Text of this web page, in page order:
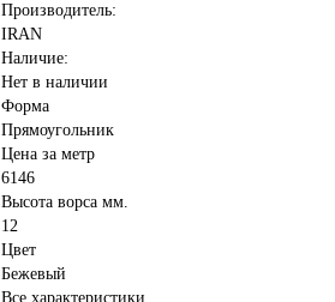
Производитель:
IRAN
Наличие:
Нет в наличии
Форма
Прямоугольник
Цена за метр
6146
Высота ворса мм.
12
Цвет
Бежевый
Все характеристики